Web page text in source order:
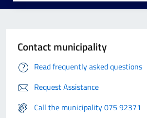
Contact municipality
Read frequently asked questions
Request Assistance
Call the municipality 075 92371